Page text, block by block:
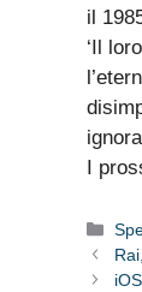
il
‘Il
I